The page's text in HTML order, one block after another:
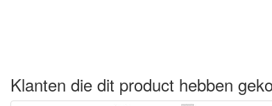
Klanten die dit product hebben